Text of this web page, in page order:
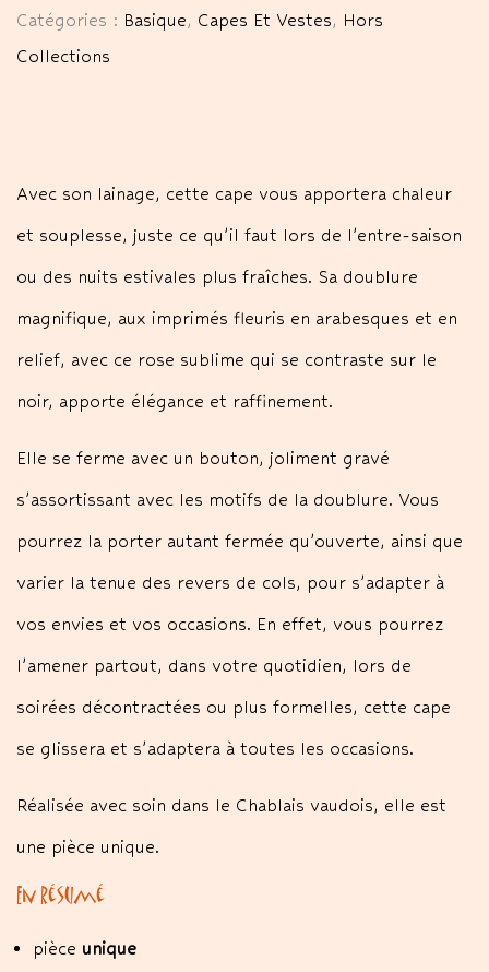
Catégories : Basique, Capes Et Vestes, Hors
Collections
Avec son lainage, cette cape vous apportera chaleur
et souplesse, juste ce qu’il faut lors de l’entre-saison
ou des nuits estivales plus fraîches. Sa doublure
magnifique, aux imprimés fleuris en arabesques et en
relief, avec ce rose sublime qui se contraste sur le
noir, apporte élégance et raffinement.
Elle se ferme avec un bouton, joliment gravé
s’assortissant avec les motifs de la doublure. Vous
pourrez la porter autant fermée qu’ouverte, ainsi que
varier la tenue des revers de cols, pour s’adapter à
vos envies et vos occasions. En effet, vous pourrez
l’amener partout, dans votre quotidien, lors de
soirées décontractées ou plus formelles, cette cape
se glissera et s’adaptera à toutes les occasions.
Réalisée avec soin dans le Chablais vaudois, elle est
une pièce unique.
En résumé
pièce unique